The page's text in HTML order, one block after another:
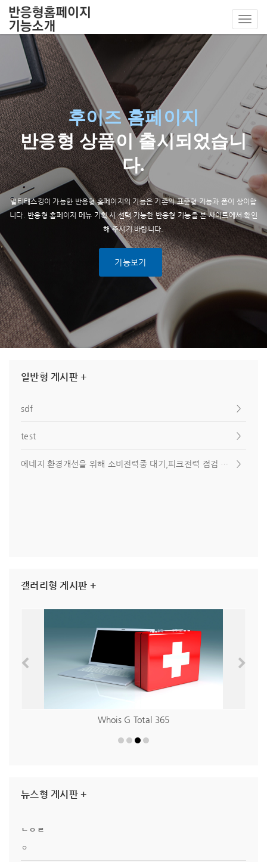
후이즈 홈페이지
반응형 상품이 출시되었습니
다.
멀티태스킹이 가능한 반응형 홈페이지의 기능은 기존의 표준형 기능과 폼이 상이합
니다. 반응형 홈페이지 메뉴 기획 시 선택 가능한 반응형 기능을 본 사이트에서 확인
해 주시기 바랍니다.
기능보기
일반형 게시판 +
sdf ＞
test ＞
에네지 환경개선을 위해 소비전력중 대기,피크전력 점검 강화 ＞
갤러리형 게시판 +
Whois G Total 365
뉴스형 게시판 +
ㄴㅇㄹ
ㅇ